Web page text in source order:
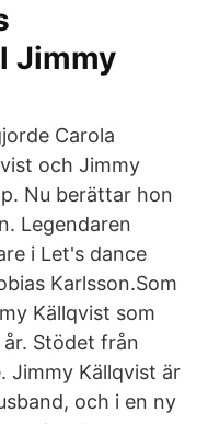
Jimmy
Carola
och Jimmy
Nu berättar hon
Legendaren
i Let's dance
Karlsson.Som
Källqvist som
Stödet från
Jimmy Källqvist är
och i en ny